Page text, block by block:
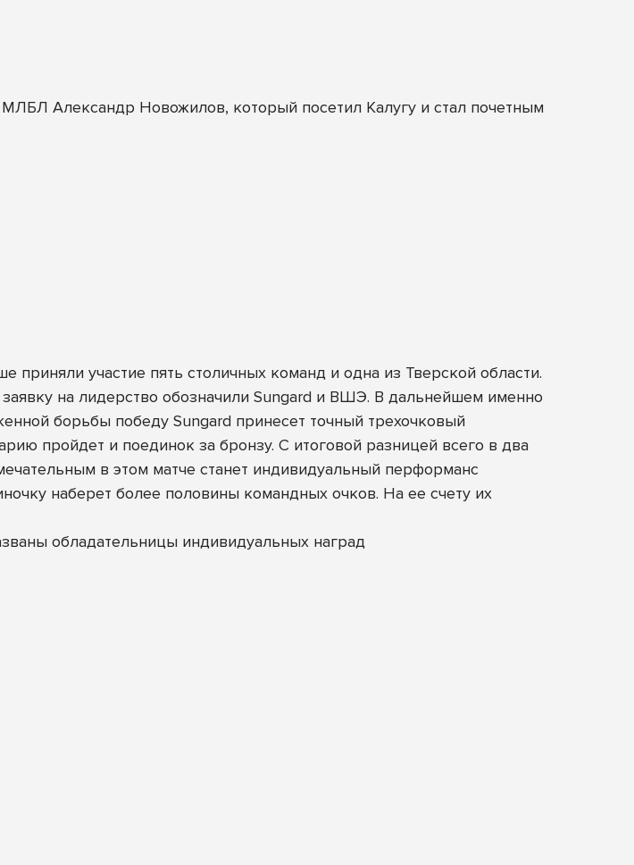
Александр Новожилов, который посетил Калугу и стал почетным
участие пять столичных команд и одна из Тверской области.
на лидерство обозначили Sungard и ВШЭ. В дальнейшем именно
борьбы победу Sungard принесет точный трехочковый
пройдет и поединок за бронзу. С итоговой разницей всего в два
в этом матче станет индивидуальный перформанс
наберет более половины командных очков. На ее счету их
обладательницы индивидуальных наград